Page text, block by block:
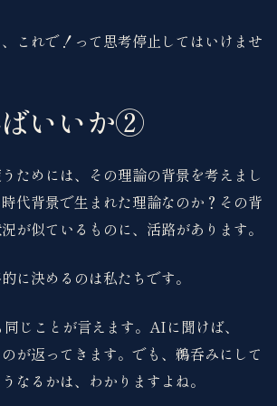
これで！って思考停止してはいけませ
ばいいか②
ためには、その理論の背景を考えまし
代背景で生まれた理論なのか？その背
が似ているものに、活路があります。
に決めるのは私たちです。
じことが言えます。AIに聞けば、
のが返ってきます。でも、鵜呑みにして
なるかは、わかりますよね。